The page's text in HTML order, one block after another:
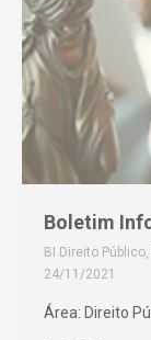
Boletim
BI Direito Público,
24/11/2021
Área: Direito